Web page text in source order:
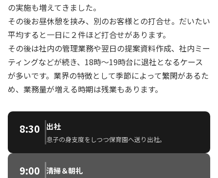
の実施も増えてきました。
その後お昼休憩を挟み、別のお客様との打合せ。だいたい
平均すると一日に２件ほど打合せがあります。
その後は社内の管理業務や翌日の提案資料作成、社内ミー
ティングなどが続き、18時～19時台に退社となるケース
が多いです。業界の特徴として季節によって繁閑があるた
め、業務量が増える時期は残業もあります。
8:30 出社
息子の身支度をしつつ保育園へ送り出社。
9:00 清掃＆朝礼